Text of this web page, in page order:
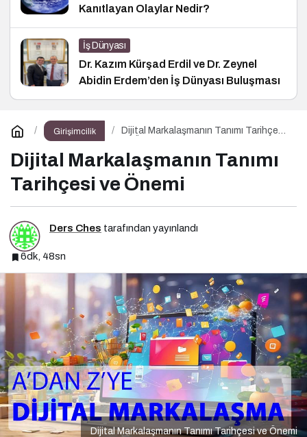
Kanıtlayan Olaylar Nedir?
İş Dünyası
Dr. Kazım Kürşad Erdil ve Dr. Zeynel
Abidin Erdem’den İş Dünyası Buluşması
Girişimcilik
Dijital Markalaşmanın Tanımı Tarihçesi
Dijital Markalaşmanın Tanımı
Tarihçesi ve Önemi
Ders Ches tarafından yayınlandı
6dk, 48sn
Dijital Markalaşmanın Tanımı Tarihçesi ve Önemi